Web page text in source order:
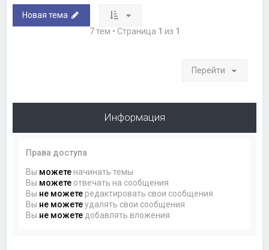
Новая тема
7 тем • Страница 1 из 1
Перейти
Информация
Права доступа
Вы можете начинать темы
Вы можете отвечать на сообщения
Вы не можете редактировать свои сообщения
Вы не можетеудалять свои сообщения
Вы не можете добавлять вложения